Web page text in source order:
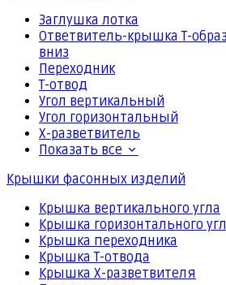
Заглушка лотка
Ответвитель-крышка Т-
вниз
Переходник
Т-отвод
Угол вертикальный
Угол горизонтальный
Х-разветвитель
Показать все
Крышки фасонных изделий
Крышка вертикального угла
Крышка горизонтального
Крышка переходника
Крышка Т-отвода
Крышка Х-разветвителя